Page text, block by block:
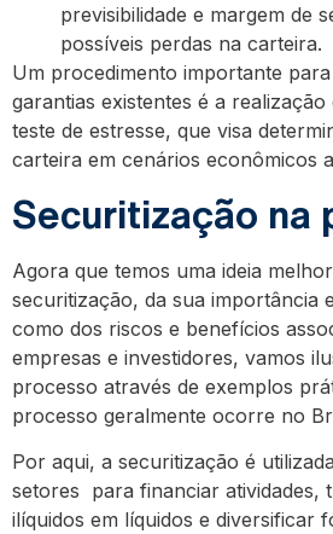
previsibilidade e margem de
possíveis perdas na carteira.
Um procedimento importante
garantias existentes é a realização
teste de estresse, que visa
carteira em cenários econômicos
Securitização na
Agora que temos uma ideia
securitização, da sua importância
como dos riscos e benefícios
empresas e investidores, vamos
processo através de exemplos
processo geralmente ocorre no
Por aqui, a securitização é
setores para financiar atividades,
ilíquidos em líquidos e diversificar